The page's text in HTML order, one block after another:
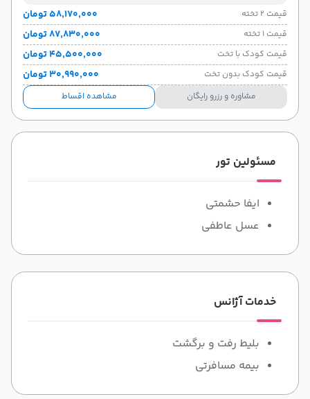
قیمت 2 تخته
۵۸٬۱۷۰٬۰۰۰ تومان
قیمت 1 تخته ۸۷٬۸۳۰٬۰۰۰ تومان
قیمت کودک با تخت ۴۵٬۵۰۰٬۰۰۰ تومان
قیمت کودک بدون تخت ۳۰٬۹۹۰٬۰۰۰ تومان
مشاوره و رزرو رایگان مشاهده اقساط
مسئولین تور
ایفا حشمتی
عسل عاطفی
خدمات آژانس
بلیط رفت و برگشت
بیمه مسافرتی